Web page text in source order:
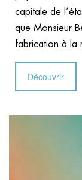
capitale de
que Monsieur
fabrication à la
Découvrir